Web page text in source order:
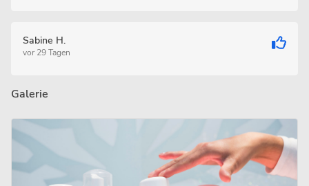
Sabine H.
vor 29 Tagen
Galerie